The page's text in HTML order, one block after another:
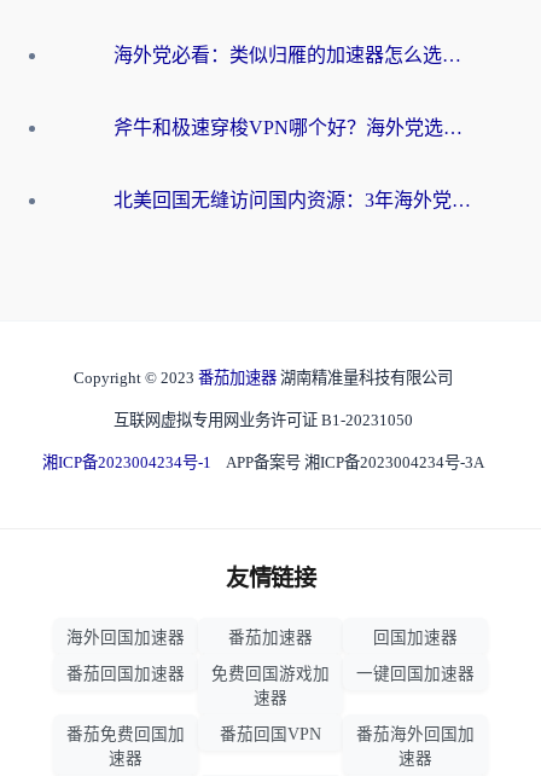
海外党必看：类似归雁的加速器怎么选？一篇搞定无缝访问国内资源
斧牛和极速穿梭VPN哪个好？海外党选回国加速器必看的真实对比与避坑指南
北美回国无缝访问国内资源：3年海外党亲测的加速器选择指南
Copyright © 2023 番茄加速器 湖南精准量科技有限公司
互联网虚拟专用网业务许可证 B1-20231050
湘ICP备2023004234号-1 APP备案号 湘ICP备2023004234号-3A
友情链接
海外回国加速器 番茄加速器
回国加速器
番茄回国加速器
免费回国游戏加
速器
一键回国加速器
番茄免费回国加
速器
番茄回国VPN
番茄海外回国加
速器